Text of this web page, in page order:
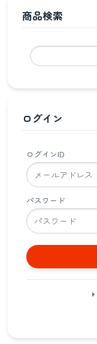
商品検索
ログイン
ログインID
パスワード